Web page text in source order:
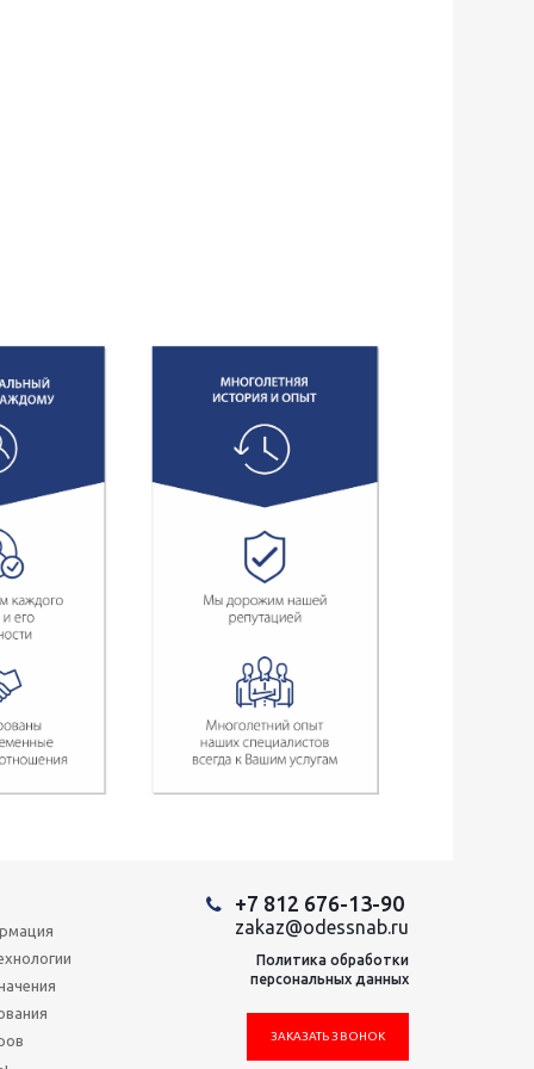
+7 812 676-13-90
zakaz@odessnab.ru
Политика обработки
персональных данных
ЗАКАЗАТЬ ЗВОНОК